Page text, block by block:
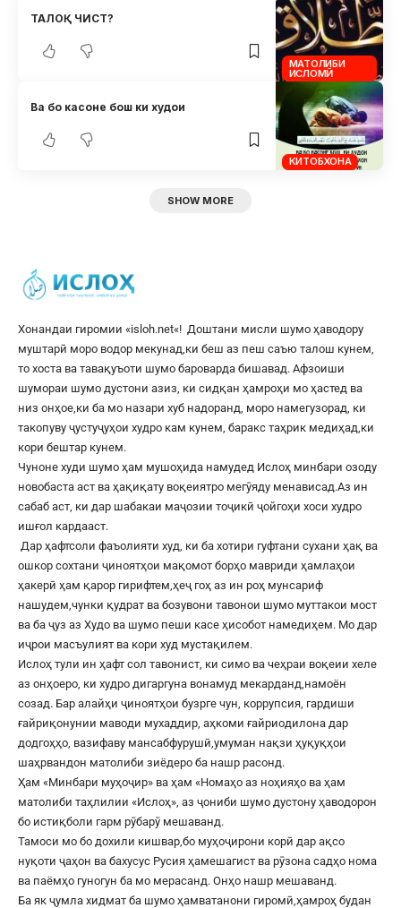
МАТОЛИБИ
ИСЛОМӢ
ТАЛОҚ ЧИСТ?
КИТОБХОНА
Ва бо касоне бош ки худои
SHOW MORE
Хонандаи гиромии «isloh.net«! Доштани мисли шумо ҳаводору
муштарӣ моро водор мекунад,ки беш аз пеш саъю талош кунем,
то хоста ва тавақуъоти шумо бароварда бишавад. Афзоиши
шумораи шумо дустони азиз, ки сидқан ҳамроҳи мо ҳастед ва
низ онҳое,ки ба мо назари хуб надоранд, моро намегузорад, ки
такопуву ҷустуҷуҳои худро кам кунем, баракс таҳрик медиҳад,ки
кори бештар кунем.
Чуноне худи шумо ҳам мушоҳида намудед Ислоҳ минбари озоду
новобаста аст ва ҳақиқату воқеиятро мегӯяду менависад.Аз ин
сабаб аст, ки дар шабакаи маҷозии тоҷикӣ ҷойгоҳи хоси худро
ишғол кардааст.
Дар ҳафтсоли фаъолияти худ, ки ба хотири гуфтани сухани ҳақ ва
ошкор сохтани ҷиноятҳои мақомот борҳо мавриди ҳамлаҳои
ҳакерӣ ҳам қарор гирифтем,ҳеҷ гоҳ аз ин роҳ мунсариф
нашудем,чунки қудрат ва бозувони тавонои шумо муттакои мост
ва ба ҷуз аз Худо ва шумо пеши касе ҳисобот намедиҳем. Мо дар
иҷрои масъулият ва кори худ мустақилем.
Ислоҳ тули ин ҳафт сол тавонист, ки симо ва чеҳраи воқеии хеле
аз онҳоеро, ки худро дигаргуна вонамуд мекарданд,намоён
созад. Бар алайҳи ҷиноятҳои бузрге чун, коррупсия, гардиши
ғайриқонунии маводи мухаддир, аҳкоми ғайриодилона дар
додгоҳҳо, вазифаву мансабфурушӣ,умуман нақзи ҳуқуқҳои
шаҳрвандон матолиби зиёдеро ба нашр расонд.
Ҳам «Минбари муҳоҷир» ва ҳам «Номаҳо аз ноҳияҳо ва ҳам
матолиби таҳлилии «Ислоҳ», аз ҷониби шумо дустону ҳаводорон
бо истиқболи гарм рӯбарӯ мешаванд.
Тамоси мо бо дохили кишвар,бо муҳоҷирони корӣ дар ақсо
нуқоти ҷаҳон ва бахусус Русия ҳамешагист ва рӯзона садҳо нома
ва паёмҳо гуногун ба мо мерасанд. Онҳо нашр мешаванд.
Ба як ҷумла хидмат ба шумо ҳамватанони гиромӣ,ҳамроҳ будан